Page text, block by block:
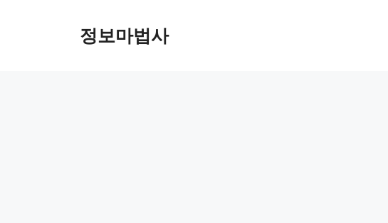
정보마법사